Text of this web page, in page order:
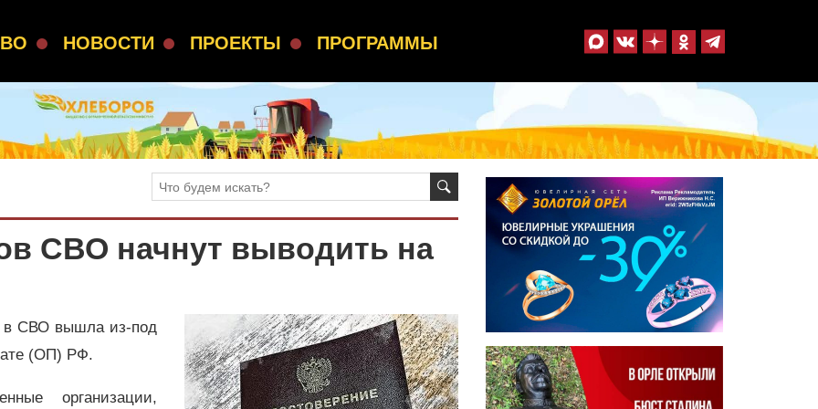
НОВОСТИ ПРОЕКТЫ ПРОГРАММЫ
СВО начнут выводить на
в СВО вышла из-под
(ОП) РФ.
организации,